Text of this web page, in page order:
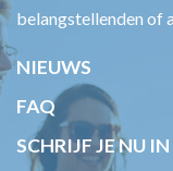
belangstellenden of
NIEUWS
FAQ
SCHRIJF JE NU IN